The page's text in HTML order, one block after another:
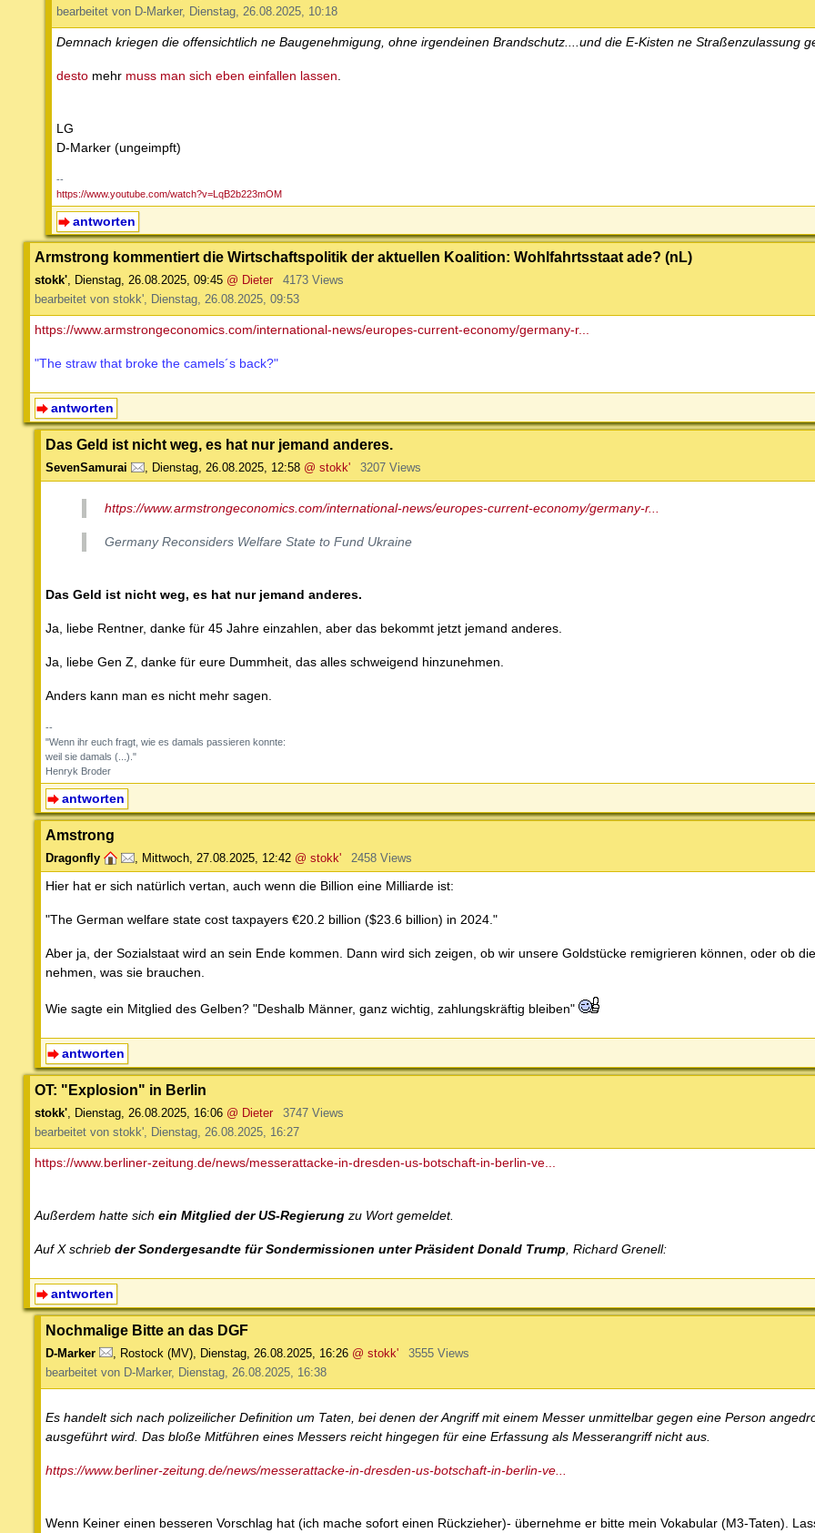
bearbeitet von D-Marker, Dienstag, 26.08.2025, 10:18
Demnach kriegen die offensichtlich ne Baugenehmigung, ohne irgendeinen Brandschutz....und die E-Kisten ne Straßenzulassung
desto mehr muss man sich eben einfallen lassen
LG
D-Marker (ungeimpft)
--
https://www.youtube.com/watch?v=LqB2b223mOM
antworten
Armstrong kommentiert die Wirtschaftspolitik der aktuellen Koalition: Wohlfahrtsstaat ade? (nL)
stokk', Dienstag, 26.08.2025, 09:45 @ Dieter
4173 Views
bearbeitet von stokk', Dienstag, 26.08.2025, 09:53
https://www.armstrongeconomics.com/international-news/europes-current-economy/germany-r...
"The straw that broke the camels´s back?"
antworten
Das Geld ist nicht weg, es hat nur jemand anderes.
SevenSamurai , Dienstag, 26.08.2025, 12:58 @ stokk' 3207 Views
https://www.armstrongeconomics.com/international-news/europes-current-economy/germany-r...
Germany Reconsiders Welfare State to Fund Ukraine
Das Geld ist nicht weg, es hat nur jemand anderes.
Ja, liebe Rentner, danke für 45 Jahre einzahlen, aber das bekommt jetzt jemand anderes.
Ja, liebe Gen Z, danke für eure Dummheit, das alles schweigend hinzunehmen.
Anders kann man es nicht mehr sagen.
--
"Wenn ihr euch fragt, wie es damals passieren konnte:
weil sie damals (...)."
Henryk Broder
antworten
Amstrong
Dragonfly , Mittwoch, 27.08.2025, 12:42 @ stokk' 2458 Views
Hier hat er sich natürlich vertan, auch wenn die Billion eine Milliarde ist:
"The German welfare state cost taxpayers €20.2 billion ($23.6 billion) in 2024."
Aber ja, der Sozialstaat wird an sein Ende kommen. Dann wird sich zeigen, ob wir unsere Goldstücke remigrieren können, oder ob
nehmen, was sie brauchen.
Wie sagte ein Mitglied des Gelben? "Deshalb Männer, ganz wichtig, zahlungskräftig bleiben"
antworten
OT: "Explosion" in Berlin
stokk' Dienstag, 26.08.2025, 16:06 @ Dieter
3747 Views
bearbeitet von stokk', Dienstag, 26.08.2025, 16:27
https://www.berliner-zeitung.de/news/messerattacke-in-dresden-us-botschaft-in-berlin-ve...
Außerdem hatte sich ein Mitglied der US-Regierung zu Wort gemeldet.
Auf X schrieb der Sondergesandte für Sondermissionen unter Präsident Donald Trump , Richard Grenell:
antworten
Nochmalige Bitte an das DGF
D-Marker Rostock (MV) Dienstag, 26.08.2025, 16:26 @ stokk'
3555 Views
bearbeitet von D-Marker, Dienstag, 26.08.2025, 16:38
Es handelt sich nach polizeilicher Definition um Taten, bei denen der Angriff mit einem Messer unmittelbar gegen eine Person
ausgeführt wird. Das bloße Mitführen eines Messers reicht hingegen für eine Erfassung als Messerangriff nicht aus.
https://www.berliner-zeitung.de/news/messerattacke-in-dresden-us-botschaft-in-berlin-ve...
Wenn Keiner einen besseren Vorschlag hat (ich mache sofort einen Rückzieher)- übernehme er bitte mein Vokabular (M3-Taten).